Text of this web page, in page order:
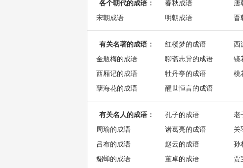
各个朝代的成语 ： 春秋成语 唐
宋朝成语
明朝成语 晋
有关名著的成语 ： 红楼梦的成语 西
金瓶梅的成语
聊斋志异的成语 镜
西厢记的成语
牡丹亭的成语 桃
孽海花的成语
醒世恒言的成语
有关名人的成语 ： 孔子的成语 老
周瑜的成语
诸葛亮的成语 关
吕布的成语
赵云的成语 孙
貂蝉的成语
董卓的成语 贾